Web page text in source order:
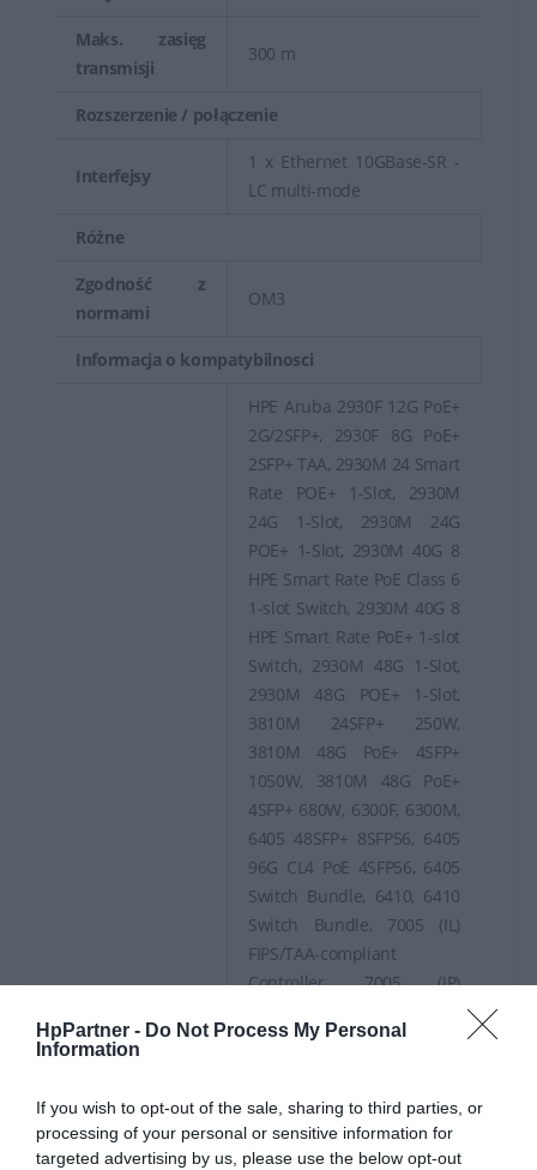
HpPartner - Do Not Process My Personal
Information
If you wish to opt-out of the sale, sharing to third parties, or
processing of your personal or sensitive information for
targeted advertising by us, please use the below opt-out
Maks. zasięg
transmisji
300 m
Rozszerzenie / połączenie
Interfejsy
1 x Ethernet 10GBase-SR -
LC multi-mode
Różne
Zgodność z
normami
OM3
Informacja o kompatybilnosci
HPE Aruba 2930F 12G PoE+
2G/2SFP+, 2930F 8G PoE+
2SFP+ TAA, 2930M 24 Smart
Rate POE+ 1-Slot, 2930M
24G 1-Slot, 2930M 24G
POE+ 1-Slot, 2930M 40G 8
HPE Smart Rate PoE Class 6
1-slot Switch, 2930M 40G 8
HPE Smart Rate PoE+ 1-slot
Switch, 2930M 48G 1-Slot,
2930M 48G POE+ 1-Slot,
3810M 24SFP+ 250W,
3810M 48G PoE+ 4SFP+
1050W, 3810M 48G PoE+
4SFP+ 680W, 6300F, 6300M,
6405 48SFP+ 8SFP56, 6405
96G CL4 PoE 4SFP56, 6405
Switch Bundle, 6410, 6410
Switch Bundle, 7005 (IL)
FIPS/TAA-compliant
Controller, 7005 (JP)
FIPS/TAA Controller, 7005
Controller, 7005 (US)
FIPS/TAA Controller, 7005
Cloud Service Controller,